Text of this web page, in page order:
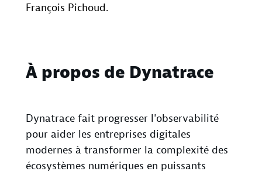
François Pichoud.
À propos de Dynatrace
Dynatrace fait progresser l'observabilité
pour aider les entreprises digitales
modernes à transformer la complexité des
écosystèmes numériques en puissants